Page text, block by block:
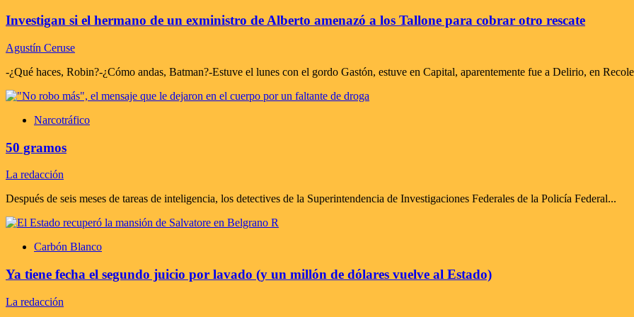
Investigan si el hermano de un exministro de Alberto amenazó a los Tallone para cobrar otro rescate
Agustín Ceruse
-¿Qué haces, Robin?-¿Cómo andas, Batman?-Estuve el lunes con el gordo Gastón, estuve en Capital, aparentemente fue a Delirio, en
Narcotráfico
50 gramos
La redacción
Después de seis meses de tareas de inteligencia, los detectives de la Superintendencia de Investigaciones Federales de la Policía Federal...
Carbón Blanco
Ya tiene fecha el segundo juicio por lavado (y un millón de dólares vuelve al Estado)
La redacción